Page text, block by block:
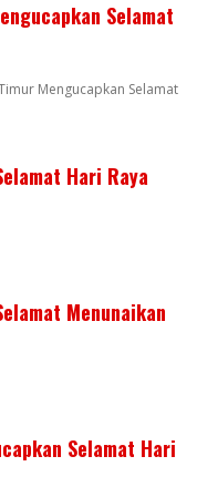
Selamat
Mengucapkan Selamat
Hari Raya
Menunaikan
Selamat Hari